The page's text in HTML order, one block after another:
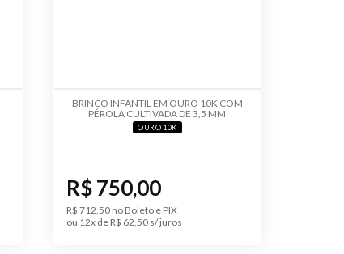
BRINCO INFANTIL EM OURO 10K COM
PÉROLA CULTIVADA DE 3,5 MM
OURO 10K
R$ 712,50 no Boleto e PIX
ou 12x de R$ 62,50 s/ juros
R$ 750,00